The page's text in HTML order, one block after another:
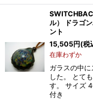
ル） ドラゴ
ント
15,505円(税
在庫わずか
ガラスの中
した。 とて
す。 サイズ
付き